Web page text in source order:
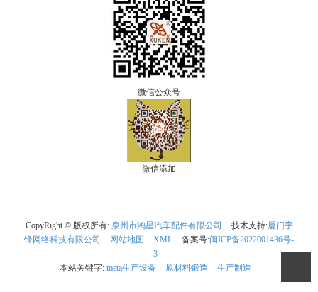
微信公众号
微信添加
CopyRight © 版权所有: 泉州市鸿星汽车配件有限公司 技术支持:厦门宇
锋网络科技有限公司
网站地图 XML 备案号:闽ICP备2022001436号-
3
本站关键字: meta生产设备 原材料锻造 生产制造